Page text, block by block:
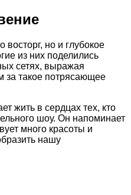
но и глубокое
из них поделились
сетях, выражая
за такое потрясающее
жить в сердцах тех, кто
шоу. Он напоминает
много красоты и
нашу